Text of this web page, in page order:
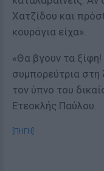
Χατζίδου και
κουράγια είχα».
«Θα βγουν τα
συμπορεύτρια
τον ύπνο του
Ετεοκλής Παύλου.
[ΠΗΓΗ]